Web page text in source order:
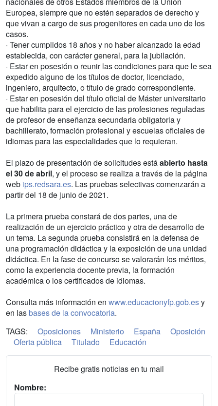
Europea, siempre que no estén separados de derecho y
que vivan a cargo de sus progenitores en cada uno de los
casos.
· Tener cumplidos 18 años y no haber alcanzado la edad
establecida, con carácter general, para la jubilación.
· Estar en posesión o reunir las condiciones para que le sea
expedido alguno de los títulos de doctor, licenciado,
ingeniero, arquitecto, o título de grado correspondiente.
· Estar en posesión del título oficial de Máster universitario
que habilita para el ejercicio de las profesiones reguladas
de profesor de enseñanza secundaria obligatoria y
bachillerato, formación profesional y escuelas oficiales de
idiomas para las especialidades que lo requieran.
El plazo de presentación de solicitudes estáabierto hasta
el 30 de abril, y el proceso se realiza a través de la página
web ips.redsara.es. Las pruebas selectivas comenzarán a
partir del 18 de junio de 2021.
La primera prueba constará de dos partes, una de
realización de un ejercicio práctico y otra de desarrollo de
un tema. La segunda prueba consistirá en la defensa de
una programación didáctica y la exposición de una unidad
didáctica. En la fase de concurso se valorarán los méritos,
como la experiencia docente previa, la formación
académica o los certificados de idiomas.
Consulta más información en www.educacionyfp.gob.esy
en lasbases de la convocatoria.
TAGS:
Oposiciones Ministerio España
Oposición
Oferta pública
Titulado Educación
Recibe gratis noticias en tu mail
Nombre: